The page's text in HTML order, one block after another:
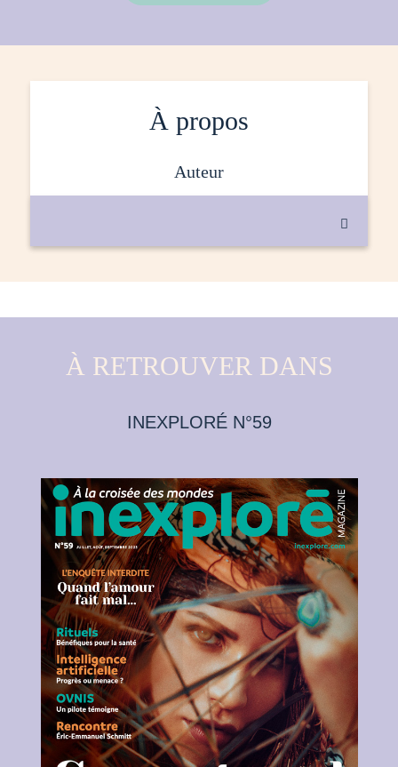
À propos
auteur

À RETROUVER DANS
INEXPLORÉ N°59